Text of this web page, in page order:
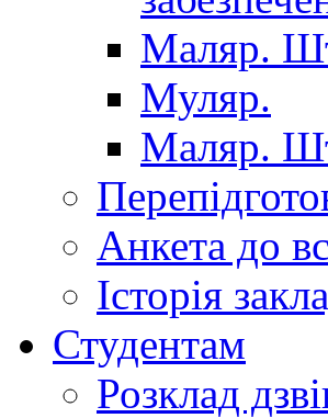
Маляр.
Муляр.
Маляр.
Анкета до
Історія
Студентам
Розклад